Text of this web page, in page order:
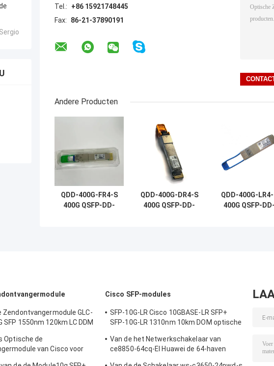
Tel.:
+86 15921748445
Fax:
86-21-37890191
Andere Producten
QDD-400G-FR4-S
400G QSFP-DD-
QDD-400G-DR4-S
400G QSFP-DD-
QDD-400G-
400G QSFP-
Zendontvangermodule GLC-
SFP 1550nm 120km LC DDM
Optische de
van Cisco voor
Cisco SFP-modules
SFP-10G-LR Cisco 10GBASE-LR SFP+
SFP-10G-LR 1310nm 10km DOM optische
Van de het Netwerkschakelaar van
ce8850-64cq-EI Huawei de 64-haven